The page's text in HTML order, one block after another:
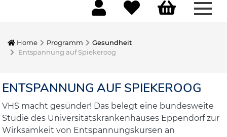
Home Programm
Gesundheit
Entspannung auf Spiekeroog
ENTSPANNUNG AUF SPIEKEROOG
VHS macht gesünder! Das belegt eine bundesweite
Studie des Universitätskrankenhauses Eppendorf zur
Wirksamkeit von Entspannungskursen an